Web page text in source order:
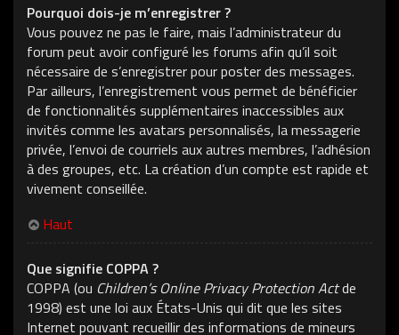
Pourquoi dois-je m’enregistrer ?
Vous pouvez ne pas le faire, mais l’administrateur du
forum peut avoir configuré les forums afin qu’il soit
nécessaire de s’enregistrer pour poster des messages.
Par ailleurs, l’enregistrement vous permet de bénéficier
de fonctionnalités supplémentaires inaccessibles aux
invités comme les avatars personnalisés, la messagerie
privée, l’envoi de courriels aux autres membres, l’adhésion
à des groupes, etc. La création d’un compte est rapide et
vivement conseillée.
Haut
Que signifie COPPA ?
COPPA (ou Children’s Online Privacy Protection Actde
1998) est une loi aux États-Unis qui dit que les sites
Internet pouvant recueillir des informations de mineurs